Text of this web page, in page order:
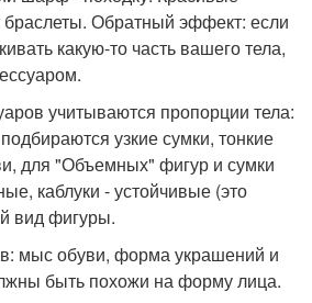
браслеты. Обратный эффект: если
какую-то часть вашего тела,
учитываются пропорции тела:
узкие сумки, тонкие
для "Объемных" фигур и сумки
каблуки - устойчивые (это
вид фигуры.
мыс обуви, форма украшений и
быть похожи на форму лица.